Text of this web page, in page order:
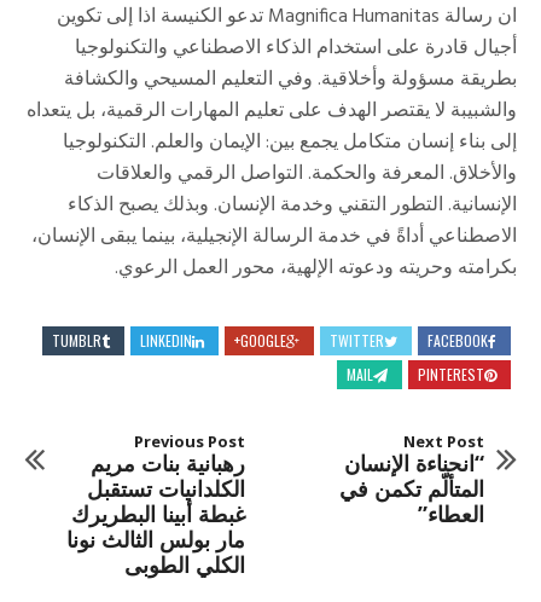
ان رسالة Magnifica Humanitas تدعو الكنيسة اذا إلى تكوين
أجيال قادرة على استخدام الذكاء الاصطناعي والتكنولوجيا
بطريقة مسؤولة وأخلاقية. وفي التعليم المسيحي والكشافة
والشبيبة لا يقتصر الهدف على تعليم المهارات الرقمية، بل يتعداه
إلى بناء إنسان متكامل يجمع بين: الإيمان والعلم. التكنولوجيا
والأخلاق. المعرفة والحكمة. التواصل الرقمي والعلاقات
الإنسانية. التطور التقني وخدمة الإنسان. وبذلك يصبح الذكاء
الاصطناعي أداةً في خدمة الرسالة الإنجيلية، بينما يبقى الإنسان،
بكرامته وحريته ودعوته الإلهية، محور العمل الرعوي.
FACEBOOK
TWITTER
GOOGLE+
LINKEDIN
TUMBLR
PINTEREST
MAIL
Previous Post
رهبانية بنات مريم
الكلدانيات تستقبل
غبطة أبينا البطريرك
مار بولس الثالث نونا
الكلي الطوبى
Next Post
“انحناءة الإنسان
المتألّم تكمن في
العطاء”